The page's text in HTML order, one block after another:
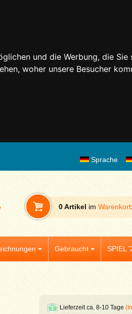
und die Werbung, die Sie
woher unsere Besucher
Sprache
0 Artikel im
Gebraucht SPIEL
Lieferzeit ca. 8-10 Tage